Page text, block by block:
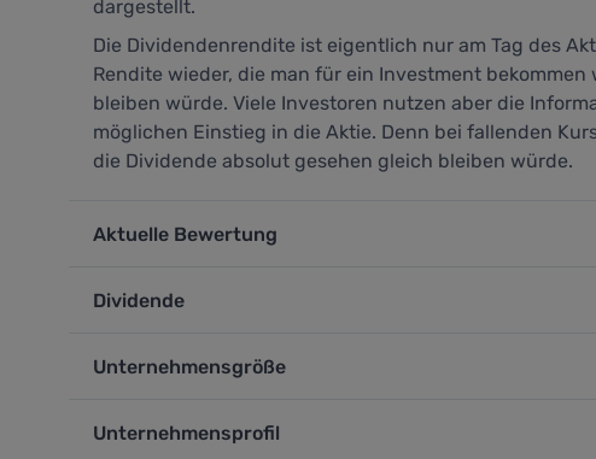
dargestellt.
Die Dividendenrendite ist eigentlich nur am Tag des
Rendite wieder, die man für ein Investment
bleiben würde. Viele Investoren nutzen aber die
möglichen Einstieg in die Aktie. Denn bei fallenden
die Dividende absolut gesehen gleich bleiben würde.
Aktuelle Bewertung
Dividende
Unternehmensgröße
Unternehmensprofil